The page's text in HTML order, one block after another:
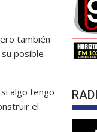
también
posible
algo tengo
el